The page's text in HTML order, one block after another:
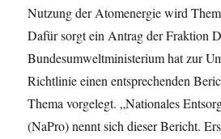
Nutzung der Atomenergie wird
Dafür sorgt ein Antrag der Fraktion
Bundesumweltministerium hat zur
Richtlinie einen entsprechenden
Thema vorgelegt. „Nationales
(NaPro) nennt sich dieser Bericht.